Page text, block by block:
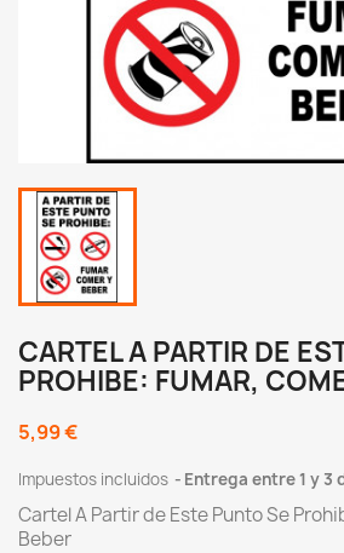
CARTEL A PARTIR DE
PROHIBE: FUMAR,
5,99 €
Impuestos incluidos Entrega entre 1 y 3
Cartel A Partir de Este Punto Se
Beber